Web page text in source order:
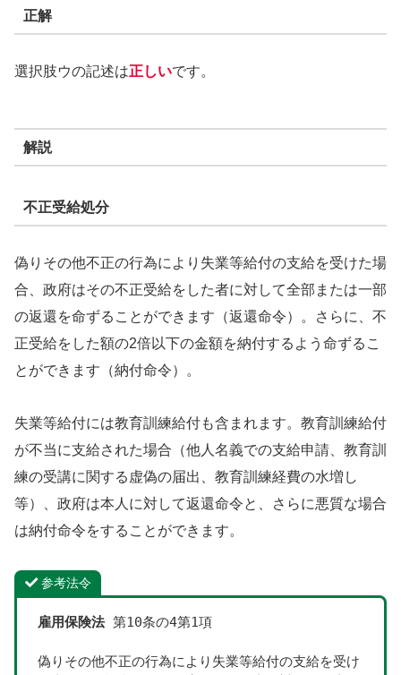
正解
選択肢ウの記述は正しいです。
解説
不正受給処分
偽りその他不正の行為により失業等給付の支給を受けた場
合、政府はその不正受給をした者に対して全部または一部
の返還を命ずることができます（返還命令）。さらに、不
正受給をした額の2倍以下の金額を納付するよう命ずるこ
とができます（納付命令）。
失業等給付には教育訓練給付も含まれます。教育訓練給付
が不当に支給された場合（他人名義での支給申請、教育訓
練の受講に関する虚偽の届出、教育訓練経費の水増し
等）、政府は本人に対して返還命令と、さらに悪質な場合
は納付命令をすることができます。
参考法令
雇用保険法 第10条の4第1項
偽りその他不正の行為により失業等給付の支給を受け